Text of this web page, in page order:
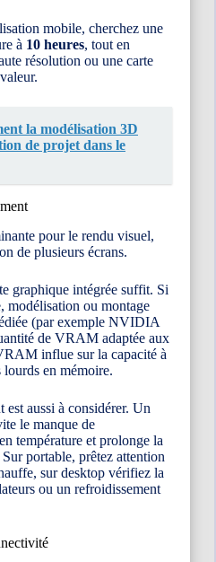
mobile, cherchez une
à 10 heures, tout en
résolution ou une carte
la modélisation 3D
de projet dans le
pour le rendu visuel,
de plusieurs écrans.
graphique intégrée suffit. Si
modélisation ou montage
(par exemple NVIDIA
de VRAM adaptée aux
influe sur la capacité à
lourds en mémoire.
est aussi à considérer. Un
le manque de
température et prolonge la
portable, prêtez attention
sur desktop vérifiez la
ou un refroidissement